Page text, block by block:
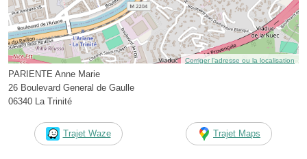
Corriger l’adresse ou la localisation
PARIENTE Anne Marie
26 Boulevard General de Gaulle
06340 La Trinité
Trajet Waze Trajet Maps